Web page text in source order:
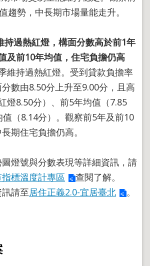
趨勢，中長期市場量能走升。
持過熱紅燈，構面分數高於前1年
及前10年均值，住宅負擔仍高
持過熱紅燈。受到貸款負擔率
分數由8.50分上升至9.00分，且高
燈8.50分）、前5年均值（7.85
（8.14分）。觀察前5年及前10
期住宅負擔仍高。
燈號與分數表現等詳細資訊，請
指標溫度計專區
查閱了解。
請至居住正義2.0-宜居臺北 。